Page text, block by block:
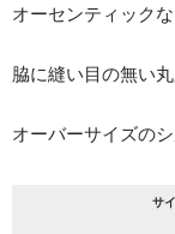
オーセンティック
脇に縫い目の無い
オーバーサイズの
サ